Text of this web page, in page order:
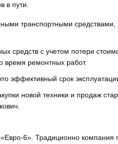
в пути.
транспортными
средств с учетом потери
время ремонтных работ.
эффективный срок
новой техники и продаж
«Евро-6». Традиционно